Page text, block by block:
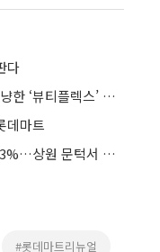
다
롯데마트, 겨울철 미용ㆍ건강 수요 겨냥한 ‘뷰티플렉스’ 진행
데마트
美 클래리티 법안 연내 통과 가능성 13%…상원 문턱서 제동
#롯데마트리뉴얼